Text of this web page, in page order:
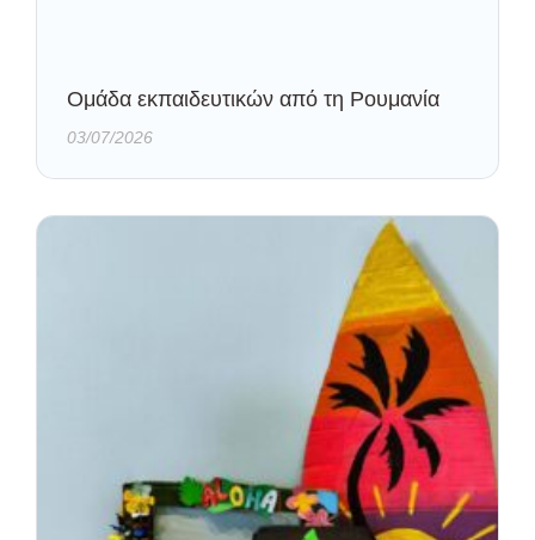
Oμάδα εκπαιδευτικών από τη Ρουμανία
03/07/2026